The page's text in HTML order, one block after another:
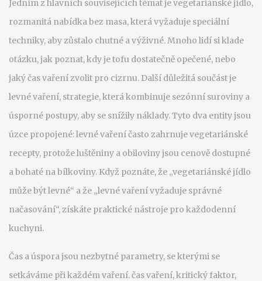
Jedním z hlavních souvisejících témat jevegetariánské jídlo,
rozmanitá nabídka bez masa, která vyžaduje speciální
techniky, aby zůstalo chutné a výživné. Mnoho lidí si klade
otázku, jak poznat, kdy je tofu dostatečně opečené, nebo
jaký čas vaření zvolit pro cizrnu. Další důležitá součást je
levné vaření, strategie, která kombinuje sezónní suroviny a
úsporné postupy, aby se snížily náklady. Tyto dva entity jsou
úzce propojené: levné vaření často zahrnuje vegetariánské
recepty, protože luštěniny a obiloviny jsou cenově dostupné
a bohaté na bílkoviny. Když poznáte, že „vegetariánské jídlo
může být levné“ a že „levné vaření vyžaduje správné
načasování“, získáte praktické nástroje pro každodenní
kuchyni.
Čas a úspora jsou nezbytné parametry, se kterými se
setkáváme při každém vaření.čas vaření,kritický faktor,